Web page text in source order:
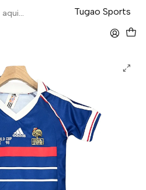
Tugao Sports